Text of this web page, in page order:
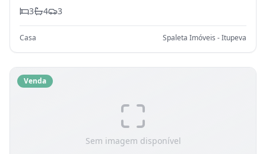
3
4 3
Casa Spaleta Imóveis - Itupeva
Sem imagem disponível
Venda